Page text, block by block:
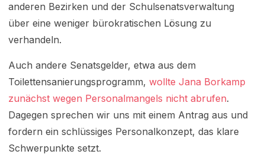
anderen Bezirken und der Schulsenatsverwaltung
über eine weniger bürokratischen Lösung zu
verhandeln.
Auch andere Senatsgelder, etwa aus dem
Toilettensanierungsprogramm, wollte Jana Borkamp
zunächst wegen Personalmangels nicht abrufen.
Dagegen sprechen wir uns mit einem Antrag aus und
fordern ein schlüssiges Personalkonzept, das klare
Schwerpunkte setzt.